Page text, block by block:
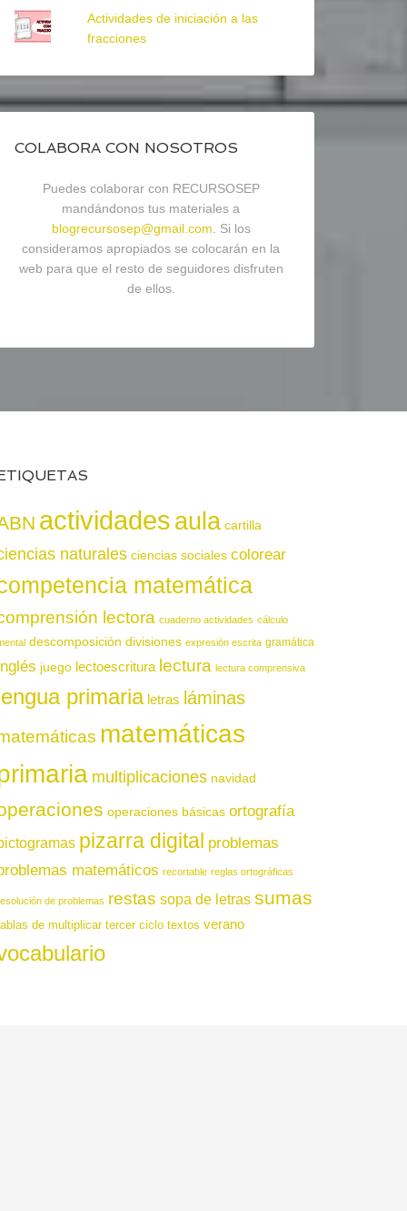
Actividades de iniciación a las
fracciones
COLABORA CON NOSOTROS
Puedes colaborar con RECURSOSEP
mandándonos tus materiales a
blogrecursosep@gmail.com . Si los
consideramos apropiados se colocarán en la
web para que el resto de seguidores disfruten
de ellos.
actividadesaula cartilla
naturales ciencias sociales colorear
matemática
lectora cuaderno actividades cálculo
descomposición divisiones expresión escrita gramática
juego lectoescritura lectura lectura comprensiva
primaria letras láminas
matemáticas
multiplicaciones navidad
operaciones básicas ortografía
pizarra digital problemas
matemáticos recortable reglas ortográficas
de problemas restas sopa de letras sumas
de multiplicar tercer ciclo textos verano